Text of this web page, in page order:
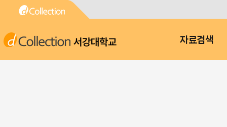
서강대학교 자료검색